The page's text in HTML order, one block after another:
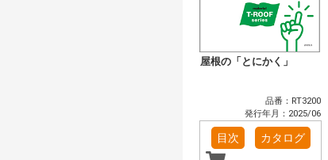
屋根の「とにかく」
品番：RT3200
発行年月：2025/06
目次 カタログ